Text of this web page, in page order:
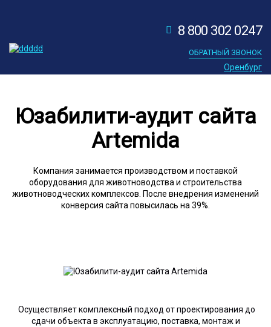
8 800 302 0247
ОБРАТНЫЙ ЗВОНОК
Оренбург
Юзабилити-аудит сайта
Artemida
Компания занимается производством и поставкой
оборудования для животноводства и строительства
животноводческих комплексов. После внедрения изменений
конверсия сайта повысилась на 39%.
Осуществляет комплексный подход от проектирования до
сдачи объекта в эксплуатацию, поставка, монтаж и